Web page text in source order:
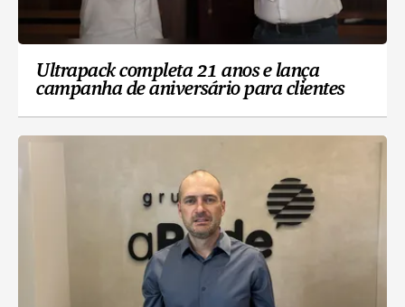
Ultrapack completa 21 anos e lança
campanha de aniversário para clientes